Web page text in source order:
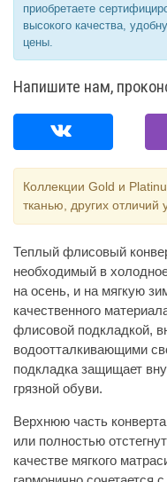
приобретаете
высокого качества,
цены.
Напишите нам,
Коллекции Gold и
тканью, других отличий
Теплый флисовый
необходимый в
на осень, и на мягкую
качественного
флисовой подкладкой,
водоотталкивающими
подкладка защищает
грязной обуви.
Верхнюю часть
или полностью
качестве мягкого